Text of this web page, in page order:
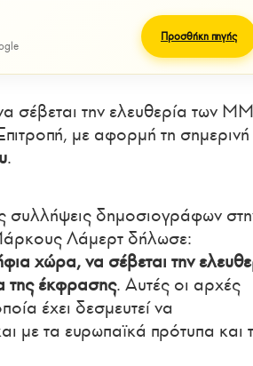
Προσθήκη πηγής
σέβεται την ελευθερία των
με αφορμή τη σημερινή
.
συλλήψεις δημοσιογράφων
Λάμερτ δήλωσε:
χώρα, να σέβεται την
της έκφρασης. Αυτές οι αρχές
έχει δεσμευτεί να
με τα ευρωπαϊκά πρότυπα και